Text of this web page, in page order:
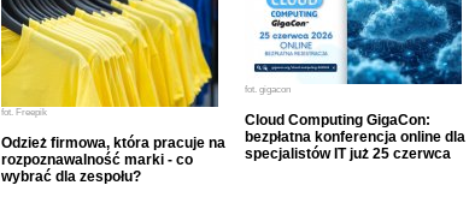
fot. Freepik
Odzież firmowa, która pracuje na
rozpoznawalność marki - co
wybrać dla zespołu?
fot. gigacon
Cloud Computing GigaCon:
bezpłatna konferencja online dla
specjalistów IT już 25 czerwca